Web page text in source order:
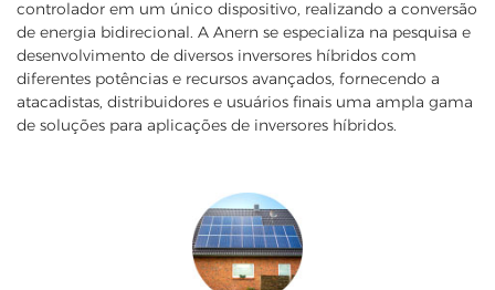
controlador em um único dispositivo, realizando a conversão
de energia bidirecional. A Anern se especializa na pesquisa e
desenvolvimento de diversos inversores híbridos com
diferentes potências e recursos avançados, fornecendo a
atacadistas, distribuidores e usuários finais uma ampla gama
de soluções para aplicações de inversores híbridos.